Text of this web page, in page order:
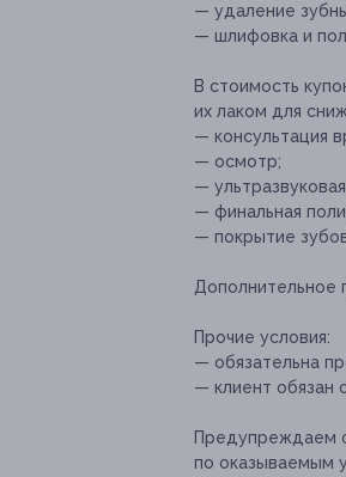
— удаление
— шлифовка и
В стоимость
их лаком для
— консультация
— осмотр;
—
— финальная
— покрытие
Дополнительное
Прочие условия:
— обязательна
— клиент обязан
Предупреждаем
по оказываемым